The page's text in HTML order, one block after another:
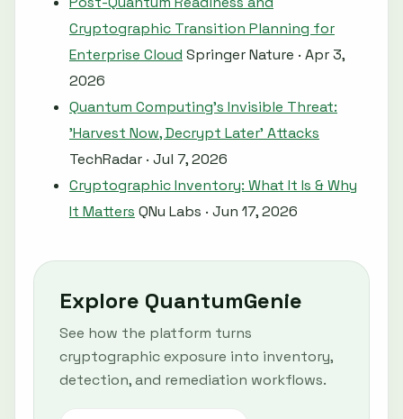
Cryptographic Transition Planning for
Enterprise Cloud Springer Nature · Apr 3,
2026
Quantum Computing's Invisible Threat:
'Harvest Now, Decrypt Later' Attacks
TechRadar · Jul 7, 2026
Cryptographic Inventory: What It Is & Why
It Matters QNu Labs · Jun 17, 2026
Explore QuantumGenie
See how the platform turns
cryptographic exposure into inventory,
detection, and remediation workflows.